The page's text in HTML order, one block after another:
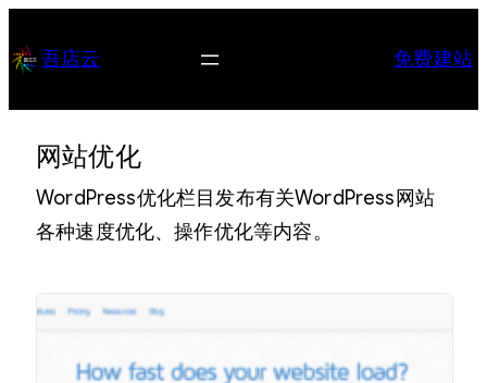
至 吾店云 免费建站
网站优化
WordPress优化栏目发布有关WordPress网站
各种速度优化、操作优化等内容。